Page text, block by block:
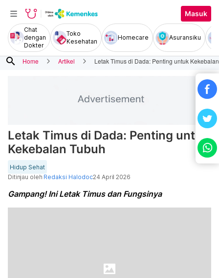
Masuk
Chat
dengan
Dokter
Toko
Kesehatan
Homecare Asuransiku
search Home Artikel Letak Timus di Dada: Penting untuk
Letak Timus di Dada: Penting untuk
Kekebalan Tubuh
Hidup Sehat
Ditinjau oleh Redaksi Halodoc24 April 2026
Gampang! Ini Letak Timus dan Fungsinya